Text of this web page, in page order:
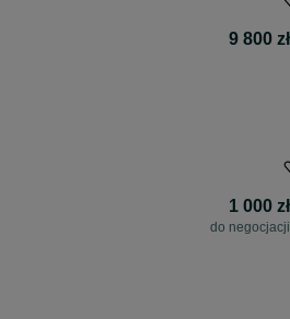
9 800 zł
1 000 zł
do negocjacji